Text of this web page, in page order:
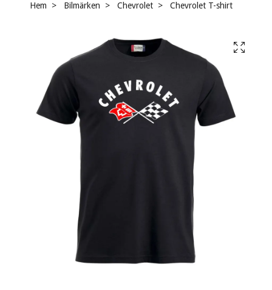
Hem Bilmärken Chevrolet Chevrolet T-shirt